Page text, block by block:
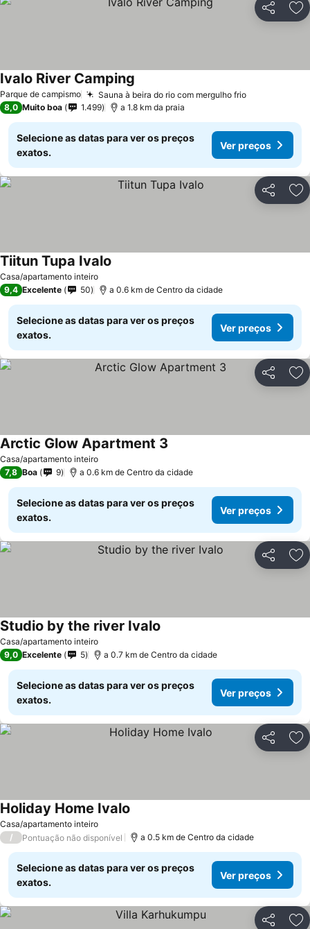
Partilhar
Parque de campismo Sauna à beira do rio com mergulho frio
Ivalo River Camping
8,0 Muito boa 1.499 a 1.8 km da praia
Selecione as datas para ver os preços
exatos.
Ver preços
Partilhar
Casa/apartamento inteiro
Tiitun Tupa Ivalo
9,4 Excelente 50 a 0.6 km de Centro da cidade
Selecione as datas para ver os preços
exatos.
Ver preços
Partilhar
Casa/apartamento inteiro
Arctic Glow Apartment 3
7,8 Boa 9 a 0.6 km de Centro da cidade
Selecione as datas para ver os preços
exatos.
Ver preços
Partilhar
Casa/apartamento inteiro
Studio by the river Ivalo
9,0 Excelente 5 a 0.7 km de Centro da cidade
Selecione as datas para ver os preços
exatos.
Ver preços
Partilhar
Casa/apartamento inteiro
Holiday Home Ivalo
/ Pontuação não disponível a 0.5 km de Centro da cidade
Selecione as datas para ver os preços
exatos.
Ver preços
Partilhar